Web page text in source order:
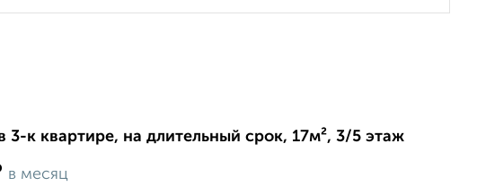
3-к квартире, на длительный срок, 17м², 3/5 этаж
в месяц